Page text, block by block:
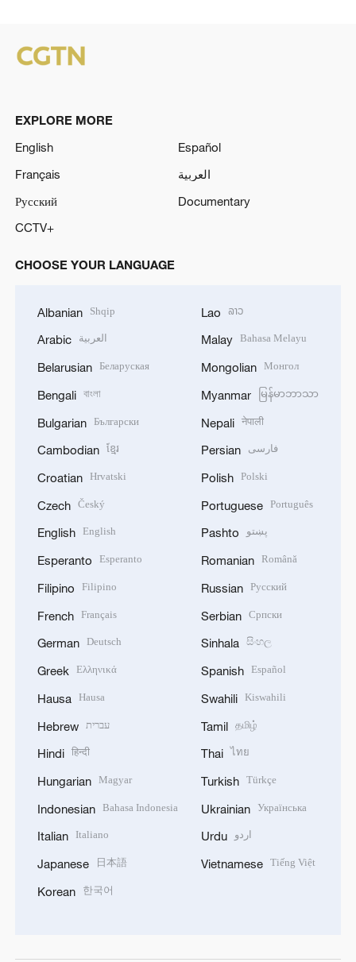
EXPLORE MORE
English
Español
Français
العربية
Русский
Documentary
CCTV+
CHOOSE YOUR LANGUAGE
Albanian Shqip
Arabic العربية
Belarusian Беларуская
Bengali বাংলা
Bulgarian Български
Cambodian ខ្មែរ
Croatian Hrvatski
Czech Český
English English
Esperanto Esperanto
Filipino Filipino
French Français
German Deutsch
Greek Ελληνικά
Hausa Hausa
Hebrew עברית
Hindi हिन्दी
Hungarian Magyar
Indonesian Bahasa Indonesia
Italian Italiano
Japanese 日本語
Korean 한국어
Lao ລາວ
Malay Bahasa Melayu
Mongolian Монгол
Myanmar မြန်မာဘာသာ
Nepali नेपाली
Persian فارسی
Polish Polski
Portuguese Português
Pashto پښتو
Romanian Română
Russian Русский
Serbian Српски
Sinhala සිංහල
Spanish Español
Swahili Kiswahili
Tamil தமிழ்
Thai ไทย
Turkish Türkçe
Ukrainian Українська
Urdu اردو
Vietnamese Tiếng Việt